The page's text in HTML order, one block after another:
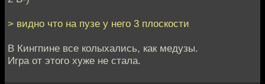
> видно что на пузе у него 3 плоскости
В Кингпине все колыхались, как медузы.
Игра от этого хуже не стала.